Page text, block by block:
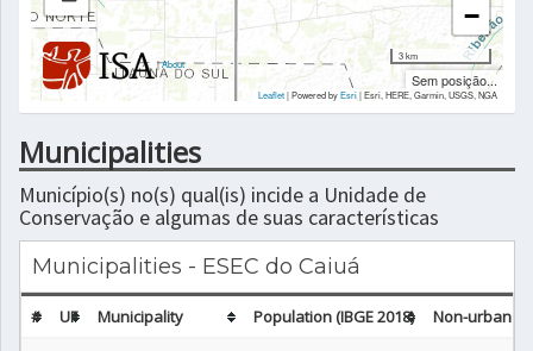
|About
−
3 km
Sem posição...
Leaflet| Powered byEsri|Esri, HERE, Garmin, USGS, NGA
Municipalities
Município(s) no(s) qual(is) incide a Unidade de
Conservação e algumas de suas características
Municipalities - ESEC do Caiuá
# UF Municipality Population (IBGE 2018)
Non-urban